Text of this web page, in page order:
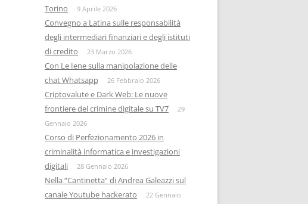
Torino
9 Aprile 2026
Convegno a Latina sulle responsabilità
degli intermediari finanziari e degli istituti
di credito
23 Marzo 2026
Con Le Iene sulla manipolazione delle
chat Whatsapp
26 Febbraio 2026
Criptovalute e Dark Web: Le nuove
frontiere del crimine digitale su TV7
29
Gennaio 2026
Corso di Perfezionamento 2026 in
criminalità informatica e investigazioni
digitali
28 Gennaio 2026
Nella “Cantinetta” di Andrea Galeazzi sul
canale Youtube hackerato
22 Gennaio